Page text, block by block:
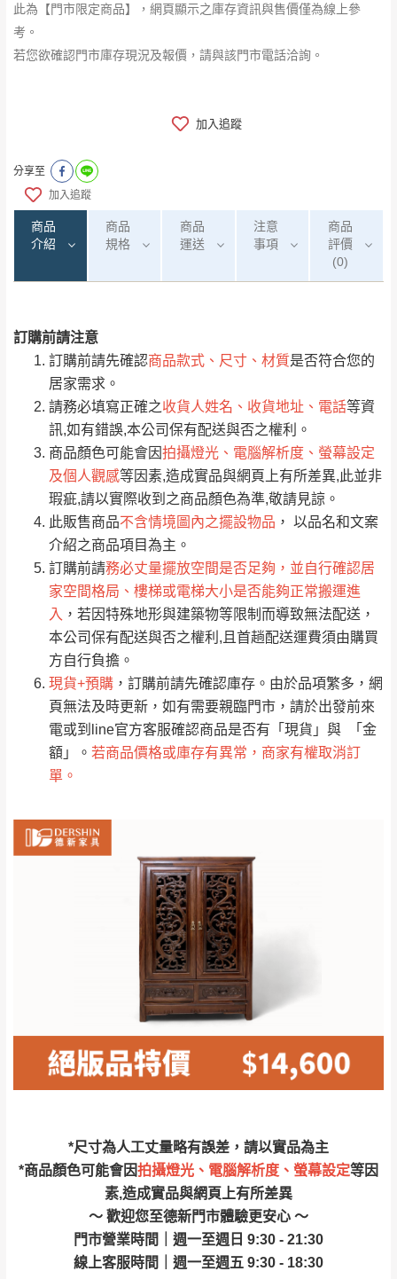
此為【門市限定商品】，網頁顯示之庫存資訊與售價僅為線上參
考。
若您欲確認門市庫存現況及報價，請與該門市電話洽詢。
加入追蹤
分享至
加入追蹤
商品
介紹
商品
規格
商品
運送
注意
事項
商品
評價
(0)
訂購前請注意
訂購前請先確認商品款式、尺寸、材質是否符合您的
居家需求。
請務必填寫正確之收貨人姓名、收貨地址、電話等資
訊,如有錯誤,本公司保有配送與否之權利。
商品顏色可能會因拍攝燈光、電腦解析度、螢幕設定
及個人觀感等因素,造成實品與網頁上有所差異,此並非
瑕疵,請以實際收到之商品顏色為準,敬請見諒。
此販售商品不含情境圖內之擺設物品 ， 以品名和文案
介紹之商品項目為主。
訂購前請務必丈量擺放空間是否足夠，並自行確認居
家空間格局、樓梯或電梯大小是否能夠正常搬運進
入 ，若因特殊地形與建築物等限制而導致無法配送，
本公司保有配送與否之權利,且首趟配送運費須由購買
方自行負擔。
現貨+預購 ，訂購前請先確認庫存。由於品項繁多，網
頁無法及時更新，如有需要親臨門市，請於出發前來
電或到line官方客服確認商品是否有「現貨」與 「金
額」。 若商品價格或庫存有異常，商家有權取消訂
單。
*尺寸為人工丈量略有誤差，請以實品為主
*商品顏色可能會因拍攝燈光、電腦解析度、螢幕設定等因
素,造成實品與網頁上有所差異
～ 歡迎您至德新門市體驗更安心 ～
門市營業時間｜週一至週日 9:30 - 21:30
線上客服時間｜週一至週五 9:30 - 18:30
運 費 說 明
運送地區 運送費用
偏遠地區
（請先線上詢問 LINE
→@dershin ）
桃園
免 運
費
復興鄉
新竹
峨眉鄉、五峰鄉、
橫山、北埔鄉、尖
石鄉、寶山鄉山
區、新埔山區、芎
里
台北 無
新北
$ 9,000以上：免
運費
$ 9,000以下：
＊A108產品另收運費
$ 9,000以上：免
NT$500元
＊A108產品另收運費
卓蘭鎮、三灣、通
安鄉、大湖鄉、頭
屋、獅潭鄉
配送天數：5~14天
到貨時間：指定送貨日當天以電話聯絡確認
注意事項：
由於品項繁多，網頁無法及時更新，如有需
要購買商品，請於出發前來電或到「官方
Line客服」來信確認商品是否有「現貨」與
「金額」。
若商品價格或庫存有異常，商家有權取消訂
單。部分網路商品恕無法更改原設計或客製，敬請
見諒！
接單後二日內(不含例假日)，我們客服會與您
電話聯絡或E-Mail通知確認訂單。
（線上客
服 LINE → @dershin）
下單前先詢問是否現貨 ，若未詢問下單後無
現貨我們客服會再來電或E-Mail與您聯絡
（洽詢方式請搜尋 Line ID → @dershin）
運送範圍：限定北至基隆，南至苗栗，偏遠
地區恕無法提供運送 (詳見運送規章)。
配送範圍：
地型限制(山區、鄉、鎮、村)、樓梯太小、無
法搬運上樓等因素，導致無法配送，
保有出貨的權利。
保護物流人員的工作安全，賣家無提供吊掛
服務，若需以吊車或其他的吊掛方式吊運，
費用將由買方自行支付。
因大型傢俱有組裝、配送的問題，並非一般
快速到貨商品，無法指定特定時間送達，司
機當天到貨前皆會再與您通知，讓你不用整
由於百貨公司配送較為不易，故暫無法配送
至百貨公司內部。
發票寄送：
若您選擇三聯式或索取兩聯式發票，發票將於商品
完成出貨15個工作天另行寄出，另外約加上2~7個
工作天內送達，如遇國定假日將順延寄送。
退換貨說明：
0/5 (0)筆
全部 依評論高至低排列
依評論低至高排列 只顯示附上圖片
只顯示附上評論